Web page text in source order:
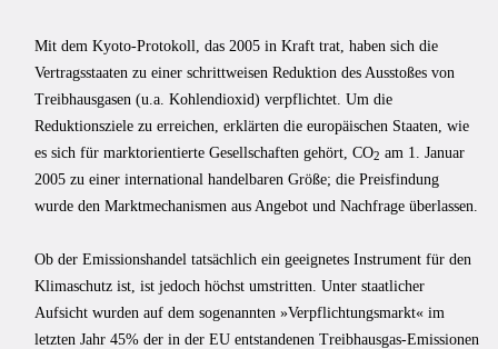
Mit dem Kyoto-Protokoll, das 2005 in Kraft trat, haben sich die
Vertragsstaaten zu einer schrittweisen Reduktion des Ausstoßes von
Treibhausgasen (u.a. Kohlendioxid) verpflichtet. Um die
Reduktionsziele zu erreichen, erklärten die europäischen Staaten, wie
es sich für marktorientierte Gesellschaften gehört, CO2 am 1. Januar
2005 zu einer international handelbaren Größe; die Preisfindung
wurde den Marktmechanismen aus Angebot und Nachfrage überlassen.
Ob der Emissionshandel tatsächlich ein geeignetes Instrument für den
Klimaschutz ist, ist jedoch höchst umstritten. Unter staatlicher
Aufsicht wurden auf dem sogenannten »Verpflichtungsmarkt« im
letzten Jahr 45% der in der EU entstandenen Treibhausgas-Emissionen